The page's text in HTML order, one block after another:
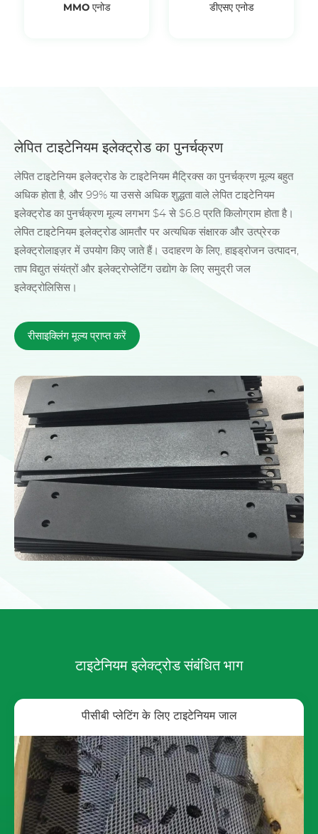
MMO एनोड डीएसए एनोड
लेपित टाइटेनियम इलेक्ट्रोड का पुनर्चक्रण
लेपित टाइटेनियम इलेक्ट्रोड के टाइटेनियम मैट्रिक्स का पुनर्चक्रण मूल्य बहुत
अधिक होता है, और 99% या उससे अधिक शुद्धता वाले लेपित टाइटेनियम
इलेक्ट्रोड का पुनर्चक्रण मूल्य लगभग $4 से $6.8 प्रति किलोग्राम होता है।
लेपित टाइटेनियम इलेक्ट्रोड आमतौर पर अत्यधिक संक्षारक और उत्प्रेरक
इलेक्ट्रोलाइज़र में उपयोग किए जाते हैं। उदाहरण के लिए, हाइड्रोजन उत्पादन,
ताप विद्युत संयंत्रों और इलेक्ट्रोप्लेटिंग उद्योग के लिए समुद्री जल
इलेक्ट्रोलिसिस।
रीसाइक्लिंग मूल्य प्राप्त करें
टाइटेनियम इलेक्ट्रोडसंबंधित भाग
पीसीबी प्लेटिंग के लिए टाइटेनियम जाल